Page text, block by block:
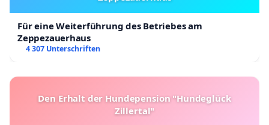
Für eine Weiterführung des Betriebes am
Zeppezauerhaus
4 307 Unterschriften
Den Erhalt der Hundepension "Hundeglück
Zillertal"